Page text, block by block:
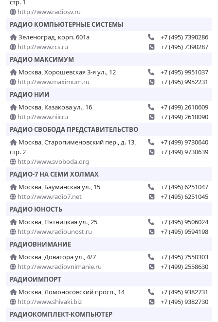
стр. 1
http://www.radiosv.ru
РАДИО КОМПЬЮТЕРНЫЕ СИСТЕМЫ
Зеленоград, корп. 601а
http://www.rcs.ru
+7 (495) 7390286
+7 (495) 7390287
РАДИО МАКСИМУМ
Москва, Хорошевская 3-я ул., 12
http://www.maximum.ru
+7 (495) 9951037
+7 (495) 9952231
РАДИО НИИ
Москва, Казакова ул., 16
http://www.niir.ru
+7 (499) 2610609
+7 (499) 2610090
РАДИО СВОБОДА ПРЕДСТАВИТЕЛЬСТВО
Москва, Старопименовский пер., д. 13,
стр. 2
http://www.svoboda.org
+7 (499) 9730640
+7 (499) 9730639
РАДИО-7 НА СЕМИ ХОЛМАХ
Москва, Бауманская ул., 15
http://www.radio7.net
+7 (495) 6251047
+7 (495) 6251045
РАДИО ЮНОСТЬ
Москва, Пятницкая ул., 25
http://www.radiounost.ru
+7 (495) 9506024
+7 (495) 9594198
РАДИОВНИМАНИЕ
Москва, Доватора ул., 4/7
http://www.radiovnimanie.ru
+7 (495) 7550303
+7 (499) 2558630
РАДИОИМПОРТ
Москва, Ломоносовский просп., 14
http://www.shivaki.biz
+7 (495) 9382731
+7 (495) 9382730
РАДИОКОМПЛЕКТ-КОМПЬЮТЕР